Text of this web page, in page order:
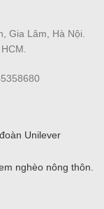
Gia Lâm, Hà Nội.
Unilever
nghèo nông thôn.